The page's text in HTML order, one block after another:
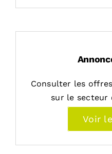
Consulter les
sur le secteur
Voir